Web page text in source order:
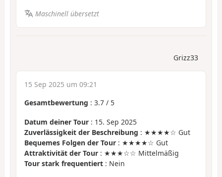
Maschinell übersetzt
Grizz33
15 Sep 2025 um 09:21
Gesamtbewertung : 3.7 / 5
Datum deiner Tour : 15. Sep 2025
Zuverlässigkeit der Beschreibung : ★★★★☆ Gut
Bequemes Folgen der Tour : ★★★★☆ Gut
Attraktivität der Tour : ★★★☆☆ Mittelmäßig
Tour stark frequentiert : Nein